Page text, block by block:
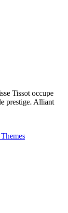
Tissot occupe
prestige. Alliant